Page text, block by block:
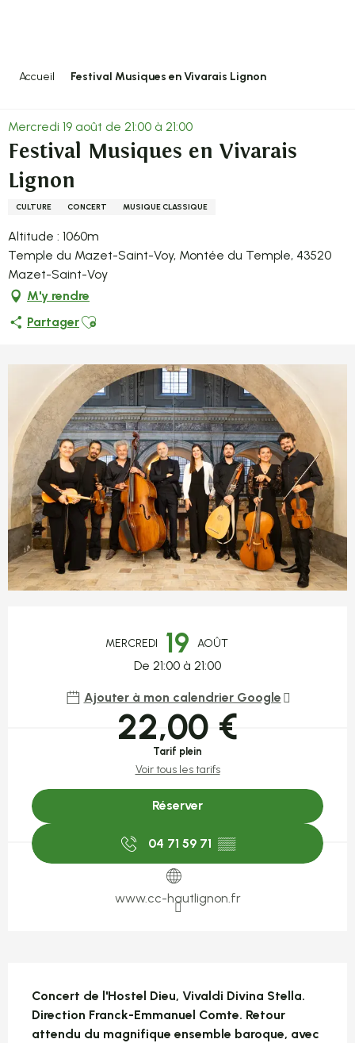
Accueil Festival Musiques en Vivarais Lignon
Mercredi 19 août de 21:00 à 21:00
Festival Musiques en Vivarais
Lignon
CULTURE CONCERT MUSIQUE CLASSIQUE
Altitude : 1060m
Temple du Mazet-Saint-Voy, Montée du Temple, 43520
Mazet-Saint-Voy
M'y rendre
PartagerAjouter aux favoris
MERCREDI 19 AOÛT
De 21:00 à 21:00
Ajouter à mon calendrier Google
22,00 €
Tarif plein
Voir tous les tarifs
Réserver
04 71 59 71 ▒▒
www.cc-hautlignon.fr
Concert de l'Hostel Dieu, Vivaldi Divina Stella.
Direction Franck-Emmanuel Comte. Retour
attendu du magnifique ensemble baroque, avec